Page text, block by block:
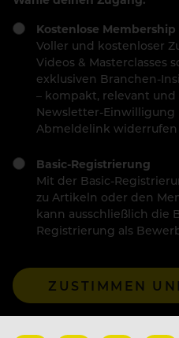
Kostenlose
Voller und kostenloser
Videos & Masterclasses
exklusiven Branchen-
– kompakt, relevant
Newsletter-
Abmeldelink
Basic-Registrierung
Mit der Basic-
zu Artikeln oder den
kann ausschließlich die
Registrierung als
ZUSTIMMEN